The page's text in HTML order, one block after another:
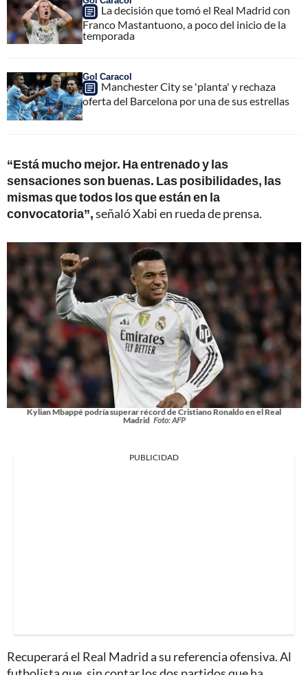
La decisión que tomó el Real Madrid con
Franco Mastantuono, a poco del inicio de la
temporada
Gol Caracol
Manchester City se 'planta' y rechaza
oferta del Barcelona por una de sus estrellas
“Está mucho mejor. Ha entrenado y las
sensaciones son buenas. Las posibilidades, las
mismas que todos los que están en la
convocatoria”,señaló Xabi en rueda de prensa.
Kylian Mbappé podría superar récord de Cristiano Ronaldo en el Real
Madrid Foto: AFP
PUBLICIDAD
Recuperará el Real Madrid a su referencia ofensiva. Al